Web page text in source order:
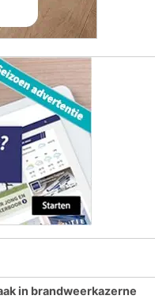
in brandweerkazerne